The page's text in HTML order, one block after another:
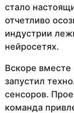
стало
отчетливо
индустрии
нейросетях.
Вскоре
запустил
сенсоров.
команда